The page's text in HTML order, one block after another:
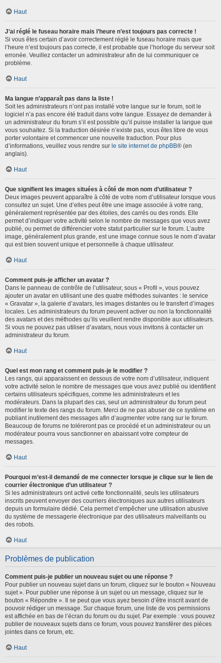
Haut
J’ai réglé le fuseau horaire mais l’heure n’est toujours pas correcte !
Si vous êtes certain d’avoir correctement réglé le fuseau horaire mais que
l’heure n’est toujours pas correcte, il est probable que l’horloge du serveur soit
erronée. Veuillez contacter un administrateur afin de lui communiquer ce
problème.
Haut
Ma langue n’apparaît pas dans la liste !
Soit les administrateurs n’ont pas installé votre langue sur le forum, soit le
logiciel n’a pas encore été traduit dans votre langue. Essayez de demander à
un administrateur du forum s’il est possible qu’il puisse installer la langue que
vous souhaitez. Si la traduction désirée n’existe pas, vous êtes libre de vous
porter volontaire et commencer une nouvelle traduction. Pour plus
d’informations, veuillez vous rendre sur le site internet de phpBB® (en
anglais).
Haut
Que signifient les images situées à côté de mon nom d’utilisateur ?
Deux images peuvent apparaître à côté de votre nom d’utilisateur lorsque vous
consultez un sujet. Une d’elles peut être une image associée à votre rang,
généralement représentée par des étoiles, des carrés ou des ronds. Elle
permet d’indiquer votre activité selon le nombre de messages que vous avez
publié, ou permet de différencier votre statut particulier sur le forum. L’autre
image, généralement plus grande, est une image connue sous le nom d’avatar
qui est bien souvent unique et personnelle à chaque utilisateur.
Haut
Comment puis-je afficher un avatar ?
Dans le panneau de contrôle de l’utilisateur, sous « Profil », vous pouvez
ajouter un avatar en utilisant une des quatre méthodes suivantes : le service
« Gravatar », la galerie d’avatars, les images distantes ou le transfert d’images
locales. Les administrateurs du forum peuvent activer ou non la fonctionnalité
des avatars et des méthodes qu’ils veuillent rendre disponible aux utilisateurs.
Si vous ne pouvez pas utiliser d’avatars, nous vous invitons à contacter un
administrateur du forum.
Haut
Quel est mon rang et comment puis-je le modifier ?
Les rangs, qui apparaissent en dessous de votre nom d’utilisateur, indiquent
votre activité selon le nombre de messages que vous avez publié ou identifient
certains utilisateurs spécifiques, comme les administrateurs et les
modérateurs. Dans la plupart des cas, seul un administrateur du forum peut
modifier le texte des rangs du forum. Merci de ne pas abuser de ce système en
publiant inutilement des messages afin d’augmenter votre rang sur le forum.
Beaucoup de forums ne toléreront pas ce procédé et un administrateur ou un
modérateur pourra vous sanctionner en abaissant votre compteur de
messages.
Haut
Pourquoi m’est-il demandé de me connecter lorsque je clique sur le lien de
courrier électronique d’un utilisateur ?
Si les administrateurs ont activé cette fonctionnalité, seuls les utilisateurs
inscrits peuvent envoyer des courriers électroniques aux autres utilisateurs
depuis un formulaire dédié. Cela permet d’empêcher une utilisation abusive
du système de messagerie électronique par des utilisateurs malveillants ou
des robots.
Haut
Problèmes de publication
Comment puis-je publier un nouveau sujet ou une réponse ?
Pour publier un nouveau sujet dans un forum, cliquez sur le bouton « Nouveau
sujet ». Pour publier une réponse à un sujet ou un message, cliquez sur le
bouton « Répondre ». Il se peut que vous ayez besoin d’être inscrit avant de
pouvoir rédiger un message. Sur chaque forum, une liste de vos permissions
est affichée en bas de l’écran du forum ou du sujet. Par exemple : vous pouvez
publier de nouveaux sujets dans ce forum, vous pouvez transférer des pièces
jointes dans ce forum, etc.
Haut